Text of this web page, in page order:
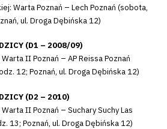
Warta Poznań – Lech Poznań (sobota,
ul. Droga Dębińska 12)
(D1 – 2008/09)
II Poznań – AP Reissa Poznań
12; Poznań, ul. Droga Dębińska 12)
(D2 – 2010)
II Poznań – Suchary Suchy Las
13; Poznań, ul. Droga Dębińska 12)